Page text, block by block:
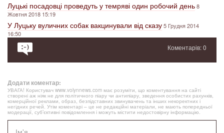
Луцькі посадовці проведуть у темряві один робочий день8
Жовтня 2018 15:19
У Луцьку вуличних собак вакцинували від сказу5 Грудня 2014
16:50
Коментарів: 0
Додати коментар:
УВАГА! Користувач www.volynnews.com має розуміти, що коментування на сайті
створені аж ніяк не для політичного піару чи антипіару, зведення особистих рахунків,
комерційної реклами, образ, безпідставних звинувачень та інших некоректних і
негідних речей. Утім коментарі – це не редакційні матеріали, не мають попередньої
модерації, суб’єктивні повідомлення і можуть містити недостовірну інформацію.